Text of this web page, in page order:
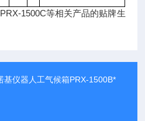
1500C等相关产品的贴牌生
基仪器人工气候箱PRX-1500B*